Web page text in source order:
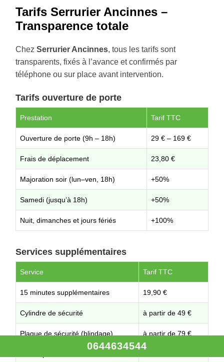
Tarifs Serrurier Ancinnes –
Transparence totale
Chez Serrurier Ancinnes, tous les tarifs sont
transparents, fixés à l’avance et confirmés par
téléphone ou sur place avant intervention.
Tarifs ouverture de porte
Prestation Tarif TTC
Ouverture de porte (9h – 18h) 29 € – 169 €
Frais de déplacement 23,80 €
Majoration soir (lun–ven, 18h) +50%
Samedi (jusqu’à 18h) +50%
Nuit, dimanches et jours fériés +100%
Services supplémentaires
Service Tarif TTC
15 minutes supplémentaires 19,90 €
Cylindre de sécurité à partir de 49 €
Plaque de sécurité (blindage) à partir de 79 €
0644634544